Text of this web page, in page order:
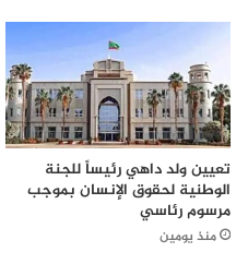
تعيين ولد داهي رئيساً للجنة
الوطنية لحقوق الإنسان بموجب
مرسوم رئاسي
منذ يومين